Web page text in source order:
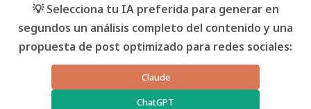
💡 Selecciona tu IA preferida para generar en
segundos un análisis completo del contenido y una
propuesta de post optimizado para redes sociales:
Claude
ChatGPT